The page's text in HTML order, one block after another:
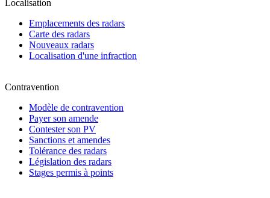
Localisation
Emplacements des radars
Carte des radars
Nouveaux radars
Localisation d'une infraction
Contravention
Modèle de contravention
Payer son amende
Contester son PV
Sanctions et amendes
Tolérance des radars
Législation des radars
Stages permis à points